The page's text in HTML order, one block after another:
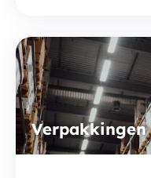
Verpakkingen